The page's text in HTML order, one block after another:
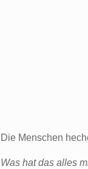
Die Menschen
Was hat das alles